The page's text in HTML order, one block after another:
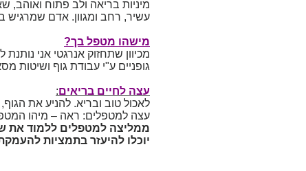
מיניות בריאה ולב פתוח ואוהב,
עשיר, רחב ומגוון. אדם
מישהו מטפל בך?
מכיוון שתחזוק אנרגטי אני
גופניים ע"י עבודת גוף ושיטות
עצה לחיים בריאים:
לאכול טוב ובריא. להניע את
עצה למטפלים: ראה – מיהו
ממליצה למטפלים ללמוד את
יוכלו להיעזר בתמציות